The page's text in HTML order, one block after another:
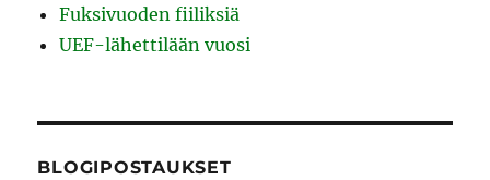
Fuksivuoden fiiliksiä
UEF-lähettilään vuosi
BLOGIPOSTAUKSET